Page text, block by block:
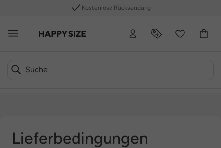
Kostenlose Rücksendung
Lieferbedingungen